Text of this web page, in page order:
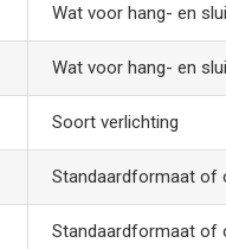
Wat voor hang- en
Wat voor hang- en
Soort verlichting
Standaardformaat of
Standaardformaat of